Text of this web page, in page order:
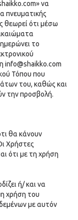
να
πνευματικής
θεωρεί ότι μέσω
το
info@shaikko.com
Τόπου που
του, καθώς και
την προσβολή.
θα κάνουν
Χρήστες
ότι με τη χρήση
ή/ και να
χρήση του
με αυτόν